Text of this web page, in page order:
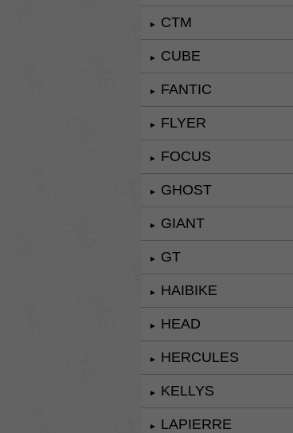
► CTM
► CUBE
► FANTIC
► FLYER
► FOCUS
► GHOST
► GIANT
► GT
► HAIBIKE
► HEAD
► HERCULES
► KELLYS
► LAPIERRE